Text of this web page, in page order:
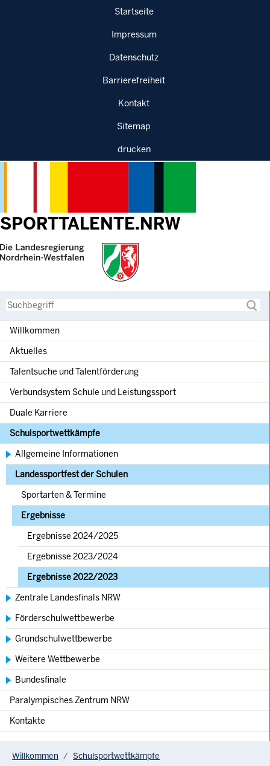
Startseite
Impressum
Datenschutz
Barrierefreiheit
Kontakt
Sitemap
drucken
SPORTTALENTE.NRW
Suche
Willkommen
Aktuelles
Talentsuche und Talentförderung
Verbundsystem Schule und Leistungssport
Duale Karriere
Schulsportwettkämpfe
Allgemeine Informationen
Landessportfest der Schulen
Sportarten & Termine
Ergebnisse
Ergebnisse 2024/2025
Ergebnisse 2023/2024
Ergebnisse 2022/2023
Zentrale Landesfinals NRW
Förderschulwettbewerbe
Grundschulwettbewerbe
Weitere Wettbewerbe
Bundesfinale
Paralympisches Zentrum NRW
Kontakte
Willkommen
Schulsportwettkämpfe